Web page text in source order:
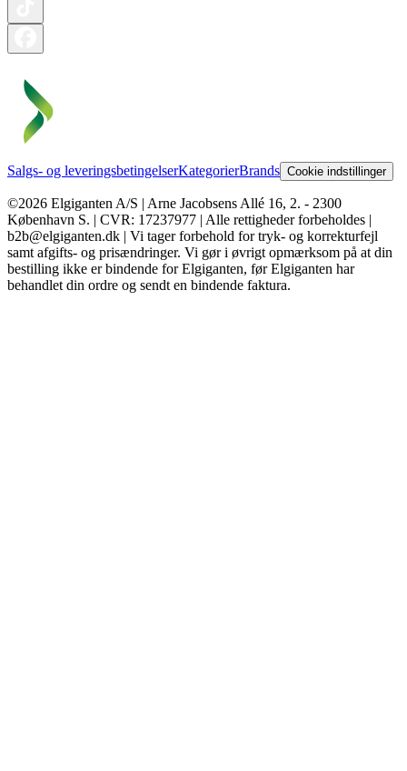
Salgs- og leveringsbetingelserKategorierBrands Cookie indstillinger
©2026 Elgiganten A/S | Arne Jacobsens Allé 16, 2. - 2300
København S. | CVR: 17237977 | Alle rettigheder forbeholdes |
b2b@elgiganten.dk | Vi tager forbehold for tryk- og korrekturfejl
samt afgifts- og prisændringer. Vi gør i øvrigt opmærksom på at din
bestilling ikke er bindende for Elgiganten, før Elgiganten har
behandlet din ordre og sendt en bindende faktura.